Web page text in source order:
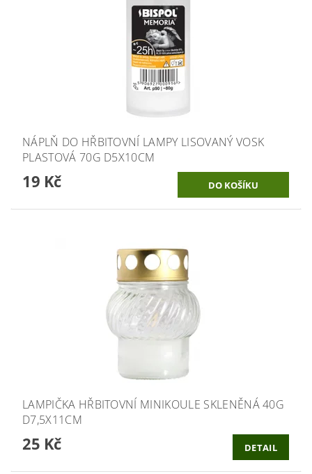
NÁPLŇ DO HŘBITOVNÍ LAMPY LISOVANÝ VOSK
PLASTOVÁ 70G D5X10CM
19 Kč
LAMPIČKA HŘBITOVNÍ MINIKOULE SKLENĚNÁ 40G
D7,5X11CM
25 Kč DETAIL